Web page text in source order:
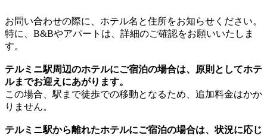
お問い合わせの際に、ホテル名と住所をお知らせください。
特に、B&Bやアパートは、詳細のご確認をお願いいたしま
す。
テルミニ駅周辺のホテルにご宿泊の場合は、原則としてホテ
ルまでお迎えにあがります。
この場合、駅まで徒歩での移動となるため、追加料金はかか
りません。
テルミニ駅から離れたホテルにご宿泊の場合は、状況に応じ